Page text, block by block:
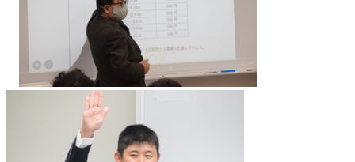
こ
こ
で！